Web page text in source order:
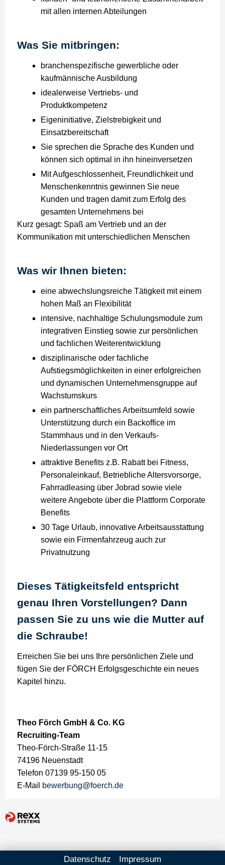
mit allen internen Abteilungen
Was Sie mitbringen:
branchenspezifische gewerbliche oder
kaufmännische Ausbildung
idealerweise Vertriebs- und
Produktkompetenz
Eigeninitiative, Zielstrebigkeit und
Einsatzbereitschaft
Sie sprechen die Sprache des Kunden und
können sich optimal in ihn hineinversetzen
Mit Aufgeschlossenheit, Freundlichkeit und
Menschenkenntnis gewinnen Sie neue
Kunden und tragen damit zum Erfolg des
gesamten Unternehmens bei
Kurz gesagt: Spaß am Vertrieb und an der
Kommunikation mit unterschiedlichen Menschen
Was wir Ihnen bieten:
eine abwechslungsreiche Tätigkeit mit einem
hohen Maß an Flexibilität
intensive, nachhaltige Schulungsmodule zum
integrativen Einstieg sowie zur persönlichen
und fachlichen Weiterentwicklung
disziplinarische oder fachliche
Aufstiegsmöglichkeiten in einer erfolgreichen
und dynamischen Unternehmensgruppe auf
Wachstumskurs
ein partnerschaftliches Arbeitsumfeld sowie
Unterstützung durch ein Backoffice im
Stammhaus und in den Verkaufs-
Niederlassungen vor Ort
attraktive Benefits z.B. Rabatt bei Fitness,
Personaleinkauf, Betriebliche Altersvorsorge,
Fahrradleasing über Jobrad sowie viele
weitere Angebote über die Plattform Corporate
Benefits
30 Tage Urlaub, innovative Arbeitsausstattung
sowie ein Firmenfahrzeug auch zur
Privatnutzung
Dieses Tätigkeitsfeld entspricht
genau Ihren Vorstellungen? Dann
passen Sie zu uns wie die Mutter auf
die Schraube!
Erreichen Sie bei uns Ihre persönlichen Ziele und
fügen Sie der FÖRCH Erfolgsgeschichte ein neues
Kapitel hinzu.
Theo Förch GmbH & Co. KG
Recruiting-Team
Theo-Förch-Straße 11-15
74196 Neuenstadt
Telefon 07139 95-150 05
E-Mail
bewerbung@foerch.de
Datenschutz Impressum